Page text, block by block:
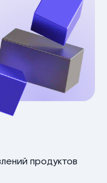
продуктов